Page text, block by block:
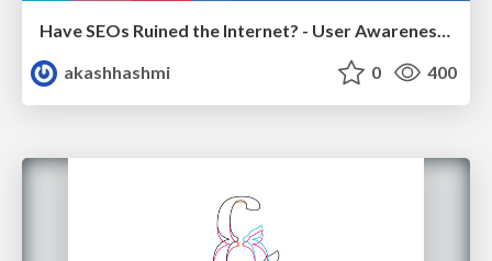
Have SEOs Ruined the Internet? - User Awareness of SEO in 2025
akashhashmi
0 400